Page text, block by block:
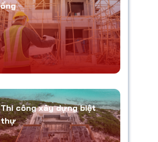
ống
Thi công xây dựng biệt
thự